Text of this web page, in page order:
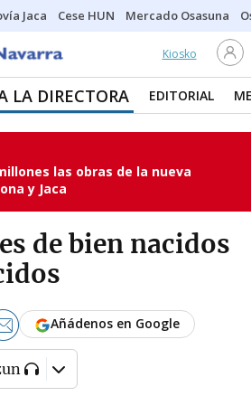
Jaca Cese HUN Mercado Osasuna
Kiosko
LA DIRECTORA EDITORIAL
las obras de la nueva
y Jaca
de bien nacidos
Añádenos en Google